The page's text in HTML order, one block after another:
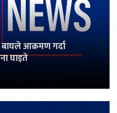
आक्रमण गर्दा
घाइते